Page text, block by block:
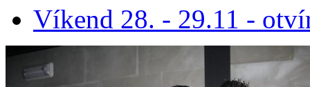
Víkend 28. - 29.11 -